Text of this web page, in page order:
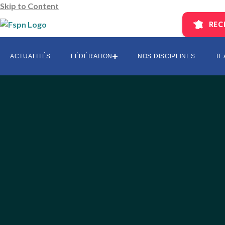
Skip to Content
ACTUALITÉS FÉDÉRATION NOS DISCIPLINES